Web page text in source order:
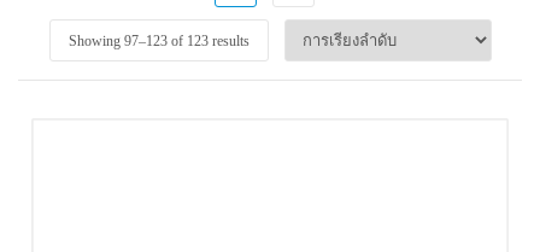
Showing 97–123of 123 results